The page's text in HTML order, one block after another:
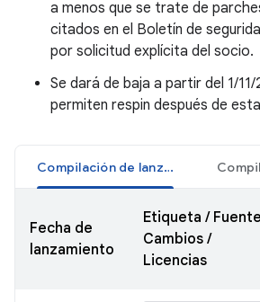
a menos que se trate de
citados en el Boletín de
por solicitud explícita del socio.
Se dará de baja a partir del 1/
permiten respin después de
Compilación de lanzamiento
Fecha de
lanzamiento
Etiqueta /
Cambios /
Licencias